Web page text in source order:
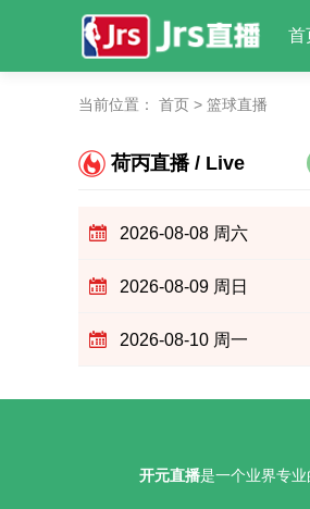
首
当前位置： 首页 > 篮球直播
荷丙直播 / Live
2026-08-08 周六
2026-08-09 周日
2026-08-10 周一
开元直播是一个业界专业